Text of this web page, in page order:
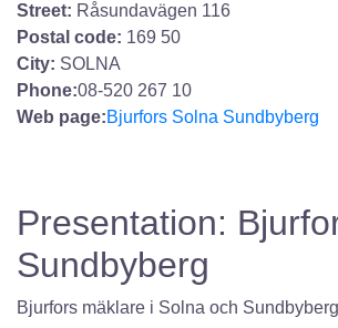
Street: Råsundavägen 116
Postal code: 169 50
City: SOLNA
Phone:08-520 267 10
Web page:Bjurfors Solna Sundbyberg
Presentation:
Sundbyberg
Bjurfors mäklare i Solna och Sundbyberg